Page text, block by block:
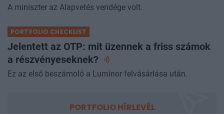
A miniszter az Alapvetés vendége volt.
PORTFOLIO CHECKLIST
Jelentett az OTP: mit üzennek a friss számok
a részvényeseknek?
Ez az első beszámoló a Luminor felvásárlása után.
PORTFOLIO HÍRLEVÉL